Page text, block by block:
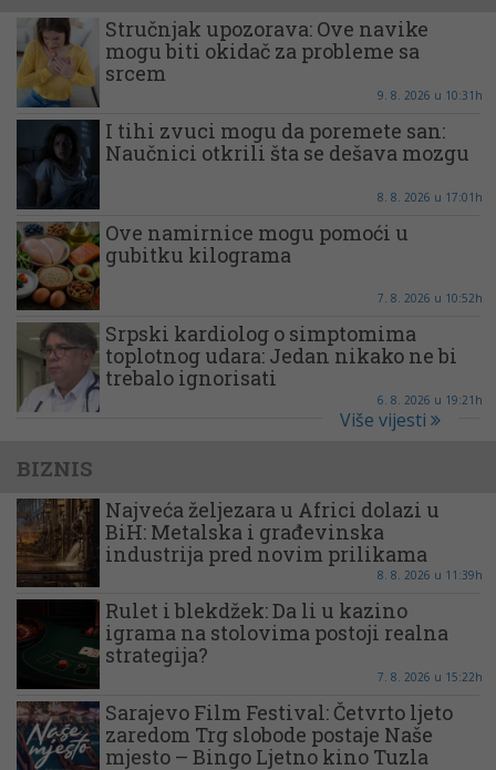
Stručnjak upozorava: Ove navike
mogu biti okidač za probleme sa
srcem
9. 8. 2026 u 10:31h
I tihi zvuci mogu da poremete san:
Naučnici otkrili šta se dešava mozgu
8. 8. 2026 u 17:01h
Ove namirnice mogu pomoći u
gubitku kilograma
7. 8. 2026 u 10:52h
Srpski kardiolog o simptomima
toplotnog udara: Jedan nikako ne bi
trebalo ignorisati
6. 8. 2026 u 19:21h
Više vijesti
BIZNIS
Najveća željezara u Africi dolazi u
BiH: Metalska i građevinska
industrija pred novim prilikama
8. 8. 2026 u 11:39h
Rulet i blekdžek: Da li u kazino
igrama na stolovima postoji realna
strategija?
7. 8. 2026 u 15:22h
Sarajevo Film Festival: Četvrto ljeto
zaredom Trg slobode postaje Naše
mjesto – Bingo Ljetno kino Tuzla